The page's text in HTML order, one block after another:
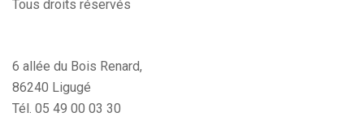
Tous droits réservés
6 allée du Bois Renard,
86240 Ligugé
Tél. 05 49 00 03 30